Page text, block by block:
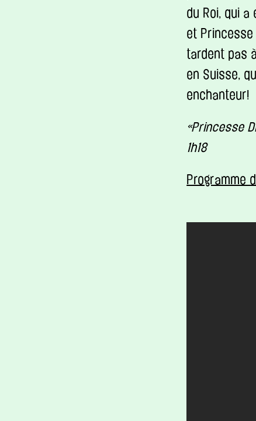
du Roi, qui
et Princesse
tardent pas
en Suisse,
enchanteur!
«Princesse
1h18
Programme